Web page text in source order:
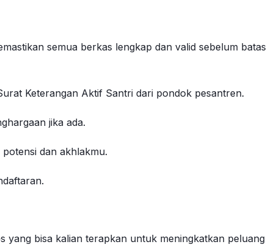
semua berkas lengkap dan valid sebelum batas
Keterangan Aktif Santri dari pondok pesantren.
jika ada.
dan akhlakmu.
yang bisa kalian terapkan untuk meningkatkan peluang